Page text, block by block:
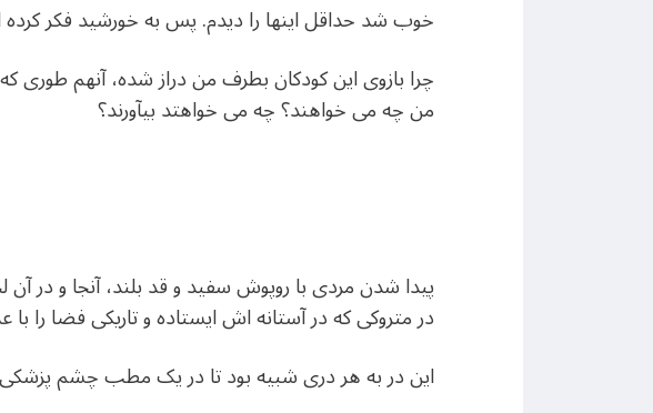
خوب شد حداقل اینها را دیدم. پس به خورشید فکر
چرا بازوی این کودکان بطرف من دراز شده، آنهم طوری
من چه می خواهند؟ چه می خواهتد بیآورند؟
پیدا شدن مردی با روپوش سفید و قد بلند، آنجا و در
در متروکی که در آستانه اش ایستاده و تاریکی فضا
این در به هر دری شبیه بود تا در یک مطب چشم